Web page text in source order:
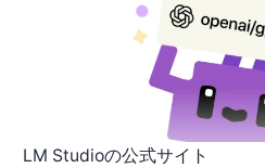
LM Studioの公式サイト